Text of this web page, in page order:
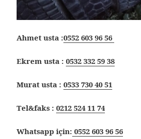
Ahmet usta :0552 603 96 56
Ekrem usta :0532 332 59 38
Murat usta :0533 730 40 51
Tel&faks :0212 524 11 74
Whatsapp için: 0552 603 96 56